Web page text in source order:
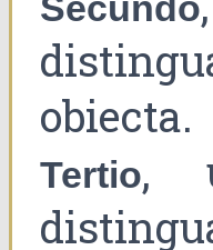
Secundo
obiecta.
Tertio,